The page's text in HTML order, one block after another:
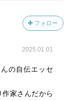
フォロー
2025.01.01
の自伝エッセ
家さんだから